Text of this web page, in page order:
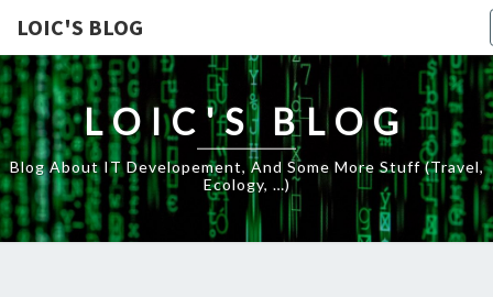
LOIC'S BLOG
LOIC'S BLOG
Blog About IT Developement, And Some More Stuff (travel,
Ecology, …)